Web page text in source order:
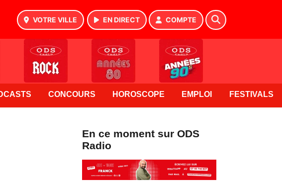
VOTRE VILLE EN DIRECT COMPTE
CONCOURS HOROSCOPE EMPLOI FESTIVALS
En ce moment sur ODS
Radio